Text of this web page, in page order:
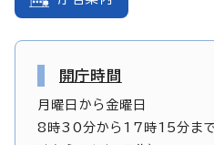
開庁時間
月曜日から金曜日
8時30分から17時15分まで